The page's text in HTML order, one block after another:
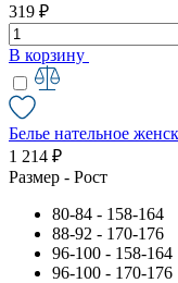
319 ₽
В корзину
Белье нательное
1 214 ₽
Размер - Рост
80-84 - 158-164
88-92 - 170-176
96-100 - 158-164
96-100 - 170-176